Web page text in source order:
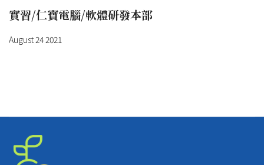
實習/仁寶電腦/軟體研發本部
August 24 2021